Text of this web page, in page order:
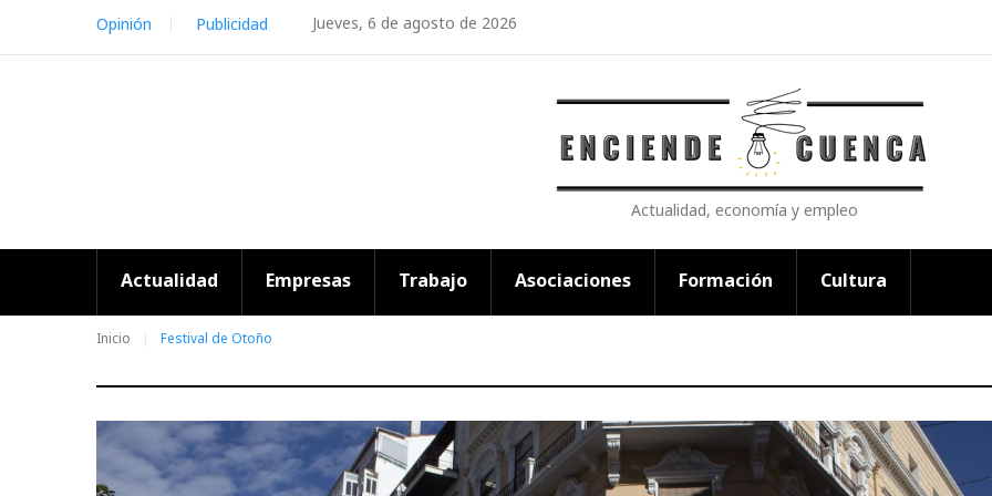
content
Jueves, 6 de agosto de 2026
Opinión Publicidad
Actualidad, economía y empleo
Actualidad Empresas Trabajo Asociaciones Formación Cultura
Inicio Festival de Otoño
Etiqueta: